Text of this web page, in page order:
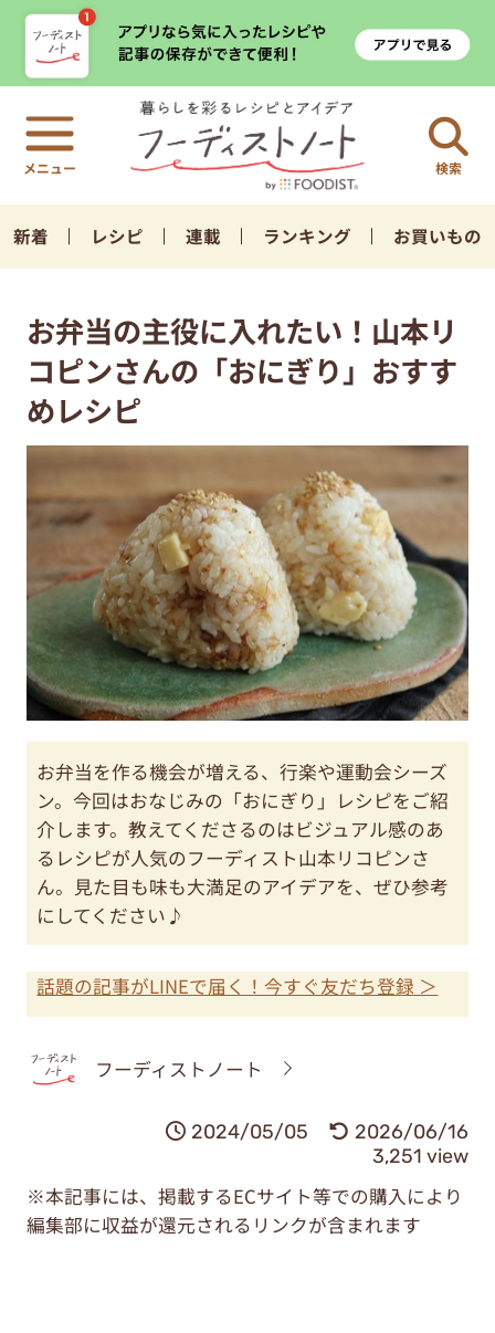
検索
新着 レシピ 連載 ランキング お買いもの
お弁当の主役に入れたい！山本リ
コピンさんの「おにぎり」おすす
めレシピ
お弁当を作る機会が増える、行楽や運動会シーズ
ン。今回はおなじみの「おにぎり」レシピをご紹
介します。教えてくださるのはビジュアル感のあ
るレシピが人気のフーディスト山本リコピンさ
ん。見た目も味も大満足のアイデアを、ぜひ参考
にしてください♪
話題の記事がLINEで届く！今すぐ友だち登録 ＞
フーディストノート
2024/05/05
2026/06/16
3,251 view
※本記事には、掲載するECサイト等での購入により
編集部に収益が還元されるリンクが含まれます